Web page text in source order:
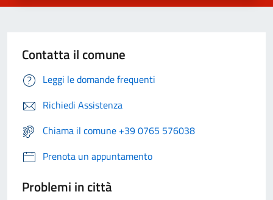
Contatta il comune
Leggi le domande frequenti
Richiedi Assistenza
Chiama il comune +39 0765 576038
Prenota un appuntamento
Problemi in città